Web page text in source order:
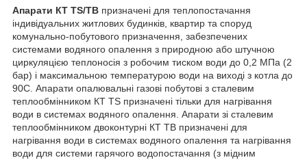
Апарати КТ TS/TB призначені для теплопостачання
індивідуальних житлових будинків, квартир та споруд
комунально-побутового призначення, забезпечених
системами водяного опалення з природною або штучною
циркуляцією теплоносія з робочим тиском води до 0,2 МПа (2
бар) і максимальною температурою води на виході з котла до
90С. Апарати опалювальні газові побутові з сталевим
теплообмінником КТ TS призначені тільки для нагрівання
води в системах водяного опалення. Апарати зі сталевим
теплообмінником двоконтурні КТ TB призначені для
нагрівання води в системах водяного опалення та нагрівання
води для системи гарячого водопостачання (з мідним